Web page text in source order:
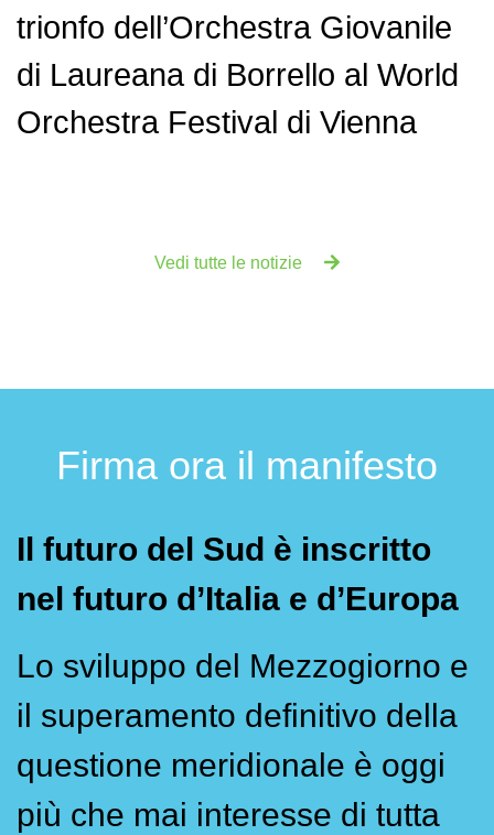
trionfo dell’Orchestra Giovanile
di Laureana di Borrello al World
Orchestra Festival di Vienna
Vedi tutte le notizie
Firma ora il manifesto
Il futuro del Sud è inscritto
nel futuro d’Italia e d’Europa
Lo sviluppo del Mezzogiorno e
il superamento definitivo della
questione meridionale è oggi
più che mai interesse di tutta